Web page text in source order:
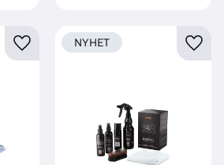
Lägg till i favoriter
NYHET